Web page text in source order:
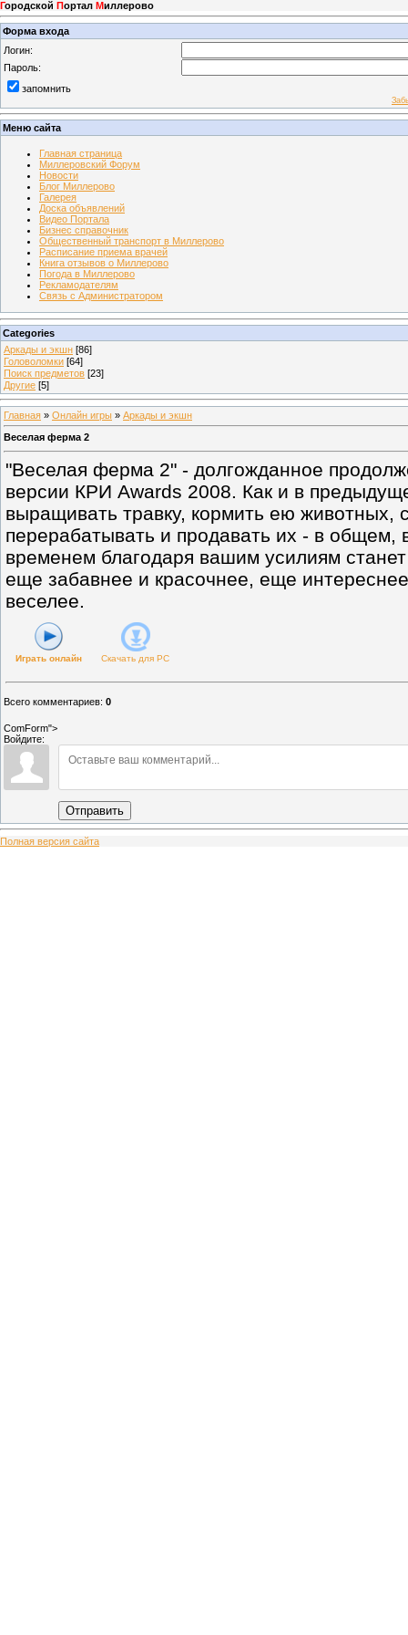
Городской Портал Миллерово
Форма входа
Логин:
Пароль:
запомнить
Меню сайта
Главная страница
Миллеровский Форум
Новости
Блог Миллерово
Галерея
Доска объявлений
Видео Портала
Бизнес справочник
Общественный транспорт в Миллерово
Расписание приема врачей
Книга отзывов о Миллерово
Погода в Миллерово
Рекламодателям
Связь с Администратором
Categories
Аркады и экшн [86]
Головоломки [64]
Поиск предметов [23]
Другие [5]
Главная » Онлайн игры » Аркады и экшн
Веселая ферма 2
"Веселая ферма 2" - долгожданное
версии КРИ Awards 2008. Как и в
выращивать травку, кормить ею животных,
перерабатывать и продавать их - в общем,
временем благодаря вашим усилиям
еще забавнее и красочнее, еще
веселее.
Играть онлайн Скачать для PC
Всего комментариев: 0
ComForm">
Войдите:
Отправить
Полная версия сайта